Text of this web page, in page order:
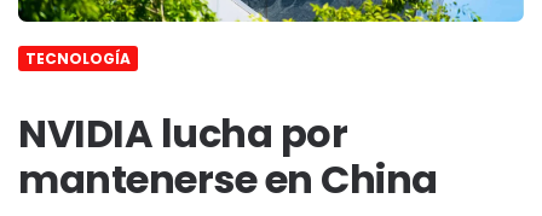
TECNOLOGÍA
NVIDIA lucha por
mantenerse en China